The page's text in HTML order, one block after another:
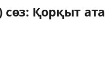
Қорқыт ата